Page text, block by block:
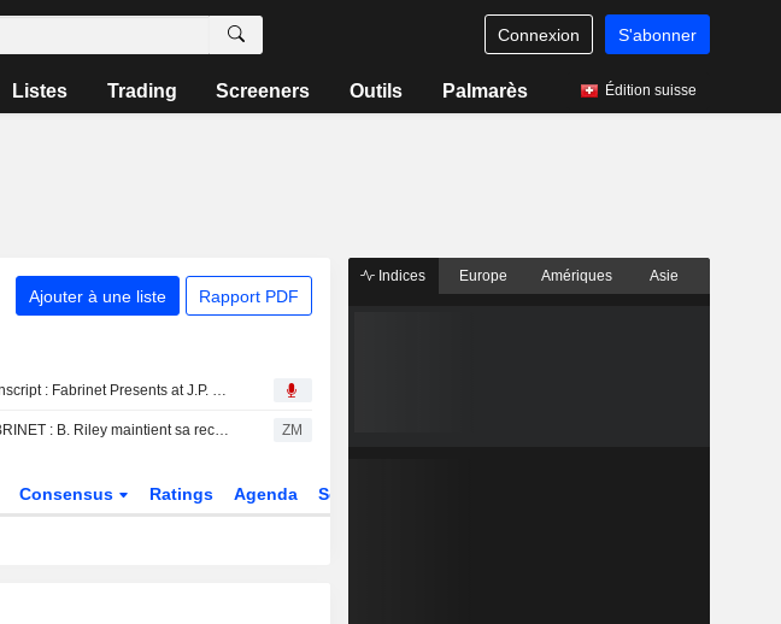
Connexion S'abonner
Listes Trading Screeners Outils Palmarès Édition suisse
Ajouter à une liste Rapport PDF
Transcript : Fabrinet Presents at J.P. Morgan 54th Annual Global Technology, Media and Communications Conference, May-18-2026 11:05 AM
FABRINET : B. Riley maintient sa recommandation neutre ZM
Consensus Ratings Agenda Secteur
Indices Europe Amériques Asie